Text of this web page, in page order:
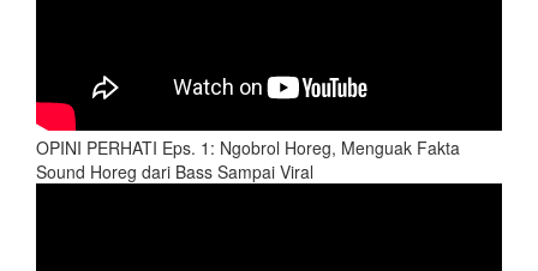
OPINI PERHATI Eps. 1: Ngobrol Horeg, Menguak Fakta
Sound Horeg dari Bass Sampai Viral